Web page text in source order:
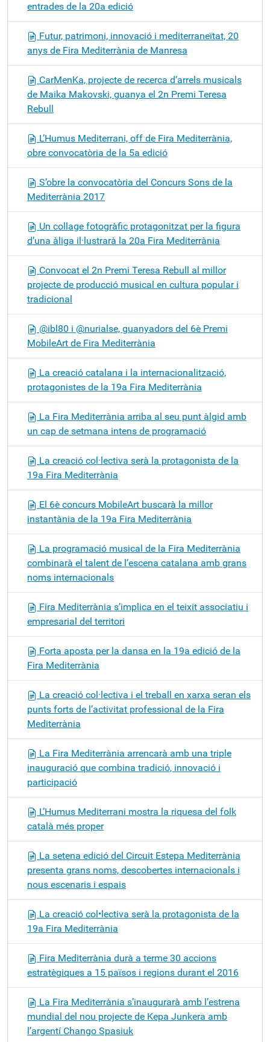
entrades de la 20a edició
Futur, patrimoni, innovació i mediterraneïtat, 20
anys de Fira Mediterrània de Manresa
CarMenKa, projecte de recerca d’arrels musicals
de Maika Makovski, guanya el 2n Premi Teresa
Rebull
L’Humus Mediterrani, off de Fira Mediterrània,
obre convocatòria de la 5a edició
S’obre la convocatòria del Concurs Sons de la
Mediterrània 2017
Un collage fotogràfic protagonitzat per la figura
d’una àliga il·lustrarà la 20a Fira Mediterrània
Convocat el 2n Premi Teresa Rebull al millor
projecte de producció musical en cultura popular i
tradicional
@ibl80 i @nurialse, guanyadors del 6è Premi
MobileArt de Fira Mediterrània
La creació catalana i la internacionalització,
protagonistes de la 19a Fira Mediterrània
La Fira Mediterrània arriba al seu punt àlgid amb
un cap de setmana intens de programació
La creació col·lectiva serà la protagonista de la
19a Fira Mediterrània
El 6è concurs MobileArt buscarà la millor
instantània de la 19a Fira Mediterrània
La programació musical de la Fira Mediterrània
combinarà el talent de l’escena catalana amb grans
noms internacionals
Fira Mediterrània s’implica en el teixit associatiu i
empresarial del territori
Forta aposta per la dansa en la 19a edició de la
Fira Mediterrània
La creació col·lectiva i el treball en xarxa seran els
punts forts de l’activitat professional de la Fira
Mediterrània
La Fira Mediterrània arrencarà amb una triple
inauguració que combina tradició, innovació i
participació
L’Humus Mediterrani mostra la riquesa del folk
català més proper
La setena edició del Circuit Estepa Mediterrània
presenta grans noms, descobertes internacionals i
nous escenaris i espais
La creació col•lectiva serà la protagonista de la
19a Fira Mediterrània
Fira Mediterrània durà a terme 30 accions
estratègiques a 15 països i regions durant el 2016
La Fira Mediterrània s’inaugurarà amb l’estrena
mundial del nou projecte de Kepa Junkera amb
l’argentí Chango Spasiuk